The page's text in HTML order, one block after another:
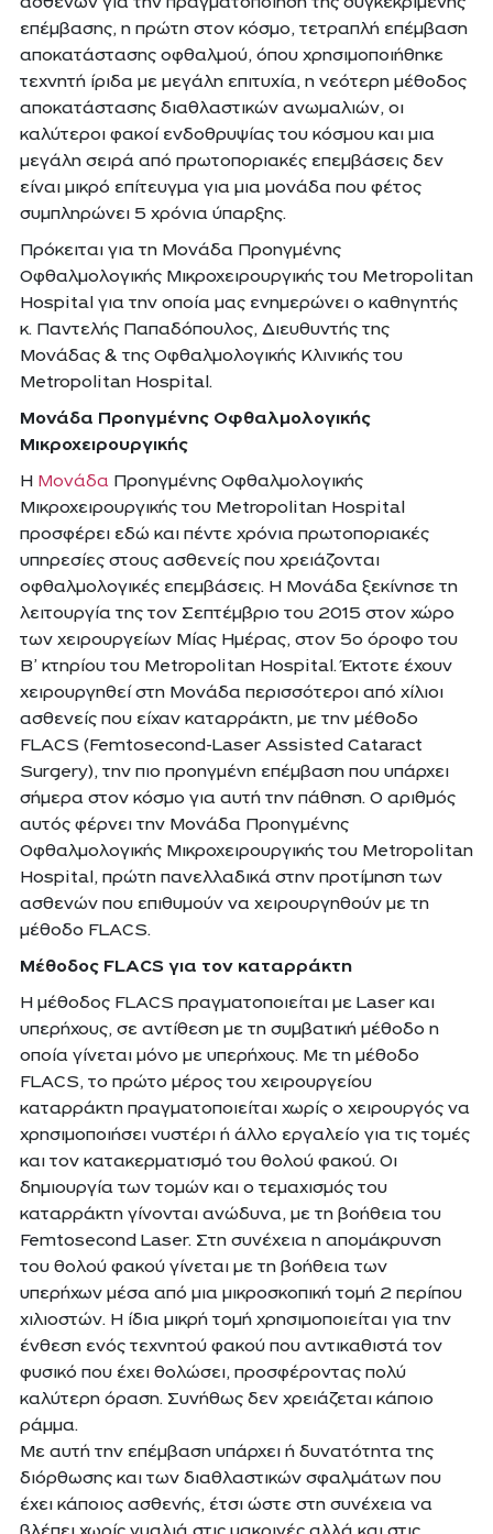
επέμβασης, η πρώτη στον κόσμο, τετραπλή επέμβαση
αποκατάστασης οφθαλμού, όπου χρησιμοποιήθηκε
τεχνητή ίριδα με μεγάλη επιτυχία, η νεότερη μέθοδος
αποκατάστασης διαθλαστικών ανωμαλιών, οι
καλύτεροι φακοί ενδοθρυψίας του κόσμου και μια
μεγάλη σειρά από πρωτοποριακές επεμβάσεις δεν
είναι μικρό επίτευγμα για μια μονάδα που φέτος
συμπληρώνει 5 χρόνια ύπαρξης.
Πρόκειται για τη Μονάδα Προηγμένης
Οφθαλμολογικής Μικροχειρουργικής του Metropolitan
Hospital για την οποία μας ενημερώνει ο καθηγητής
κ. Παντελής Παπαδόπουλος, Διευθυντής της
Μονάδας & της Οφθαλμολογικής Κλινικής του
Metropolitan Hospital.
Μονάδα Προηγμένης Οφθαλμολογικής
Μικροχειρουργικής
Η Μονάδα Προηγμένης Οφθαλμολογικής
Μικροχειρουργικής του Metropolitan Hospital
προσφέρει εδώ και πέντε χρόνια πρωτοποριακές
υπηρεσίες στους ασθενείς που χρειάζονται
οφθαλμολογικές επεμβάσεις. Η Μονάδα ξεκίνησε τη
λειτουργία της τον Σεπτέμβριο του 2015 στον χώρο
των χειρουργείων Μίας Ημέρας, στον 5ο όροφο του
Β’ κτηρίου του Metropolitan Hospital. Έκτοτε έχουν
χειρουργηθεί στη Μονάδα περισσότεροι από χίλιοι
ασθενείς που είχαν καταρράκτη, με την μέθοδο
FLACS (Femtosecond-Laser Assisted Cataract
Surgery), την πιο προηγμένη επέμβαση που υπάρχει
σήμερα στον κόσμο για αυτή την πάθηση. Ο αριθμός
αυτός φέρνει την Μονάδα Προηγμένης
Οφθαλμολογικής Μικροχειρουργικής του Metropolitan
Hospital, πρώτη πανελλαδικά στην προτίμηση των
ασθενών που επιθυμούν να χειρουργηθούν με τη
μέθοδο FLACS.
Μέθοδος FLACS για τον καταρράκτη
Η μέθοδος FLACS πραγματοποιείται με Laser και
υπερήχους, σε αντίθεση με τη συμβατική μέθοδο η
οποία γίνεται μόνο με υπερήχους. Με τη μέθοδο
FLACS, το πρώτο μέρος του χειρουργείου
καταρράκτη πραγματοποιείται χωρίς ο χειρουργός να
χρησιμοποιήσει νυστέρι ή άλλο εργαλείο για τις τομές
και τον κατακερματισμό του θολού φακού. Οι
δημιουργία των τομών και ο τεμαχισμός του
καταρράκτη γίνονται ανώδυνα, με τη βοήθεια του
Femtosecond Laser. Στη συνέχεια η απομάκρυνση
του θολού φακού γίνεται με τη βοήθεια των
υπερήχων μέσα από μια μικροσκοπική τομή 2 περίπου
χιλιοστών. Η ίδια μικρή τομή χρησιμοποιείται για την
ένθεση ενός τεχνητού φακού που αντικαθιστά τον
φυσικό που έχει θολώσει, προσφέροντας πολύ
καλύτερη όραση. Συνήθως δεν χρειάζεται κάποιο
ράμμα.
Με αυτή την επέμβαση υπάρχει ή δυνατότητα της
διόρθωσης και των διαθλαστικών σφαλμάτων που
έχει κάποιος ασθενής, έτσι ώστε στη συνέχεια να